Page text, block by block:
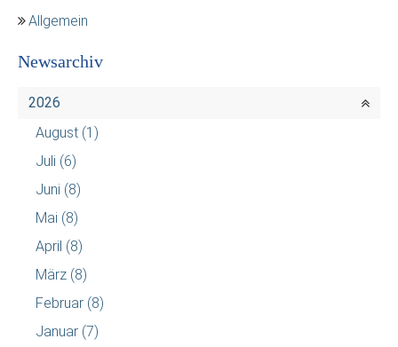
Allgemein
Newsarchiv
2026
August (1)
Juli (6)
Juni (8)
Mai (8)
April (8)
März (8)
Februar (8)
Januar (7)